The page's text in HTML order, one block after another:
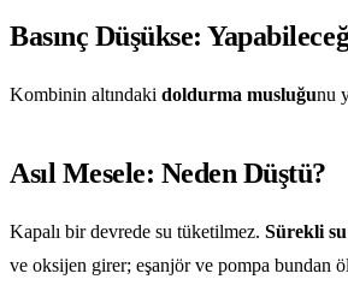
Basınç Düşükse:
Kombinin altındaki doldurma musluğunu
Asıl Mesele: Neden Düştü?
Kapalı bir devrede su tüketilmez. Sürekli
ve oksijen girer; eşanjör ve pompa bundan